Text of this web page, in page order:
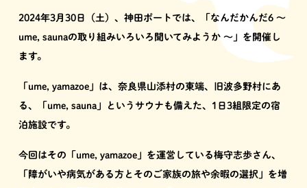
2024年3月30日（土）、神田ポートでは、「なんだかんだ6 〜
ume, saunaの取り組みいろいろ聞いてみようか 〜」を開催し
ます。
「ume, yamazoe」は、奈良県山添村の東端、旧波多野村にあ
る、「ume, sauna」というサウナも備えた、1日3組限定の宿
泊施設です。
今回はその「ume, yamazoe」を運営している梅守志歩さん、
「障がいや病気がある方とそのご家族の旅や余暇の選択」を増